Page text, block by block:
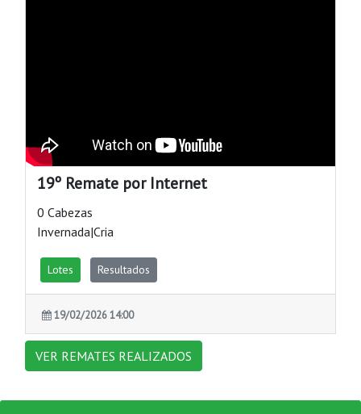
19º Remate por Internet
0 Cabezas
Invernada|Cria
Lotes Resultados
19/02/2026 14:00
VER REMATES REALIZADOS